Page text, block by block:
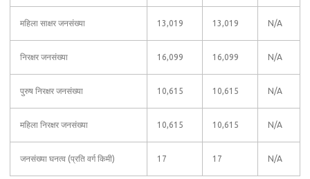
महिला साक्षर जनसंख्या 13,019 13,019 N/A
निरक्षर जनसंख्या 16,099 16,099 N/A
पुरुष निरक्षर जनसंख्या 10,615 10,615 N/A
महिला निरक्षर जनसंख्या 10,615 10,615 N/A
जनसंख्या घनत्व (प्रति वर्ग किमी) 17 17 N/A